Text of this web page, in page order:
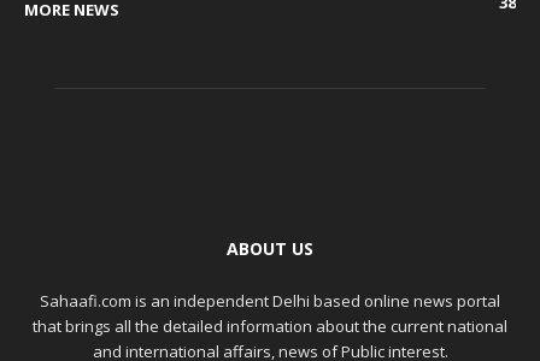
MORE NEWS
ABOUT US
Sahaafi.com is an independent Delhi based online news portal
that brings all the detailed information about the current national
and international affairs, news of Public interest.